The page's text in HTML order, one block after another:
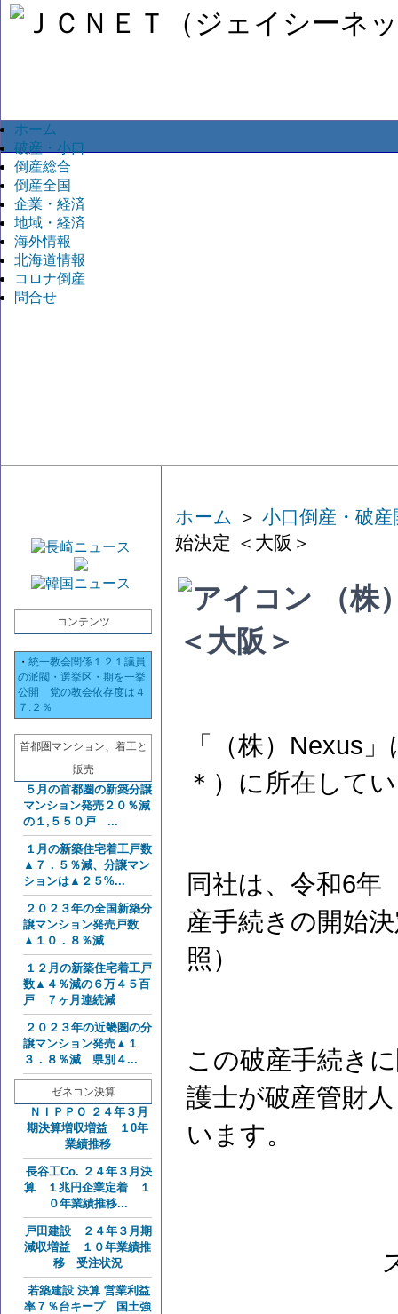
ホーム
破産・小口
倒産総合
倒産全国
企業・経済
地域・経済
海外情報
北海道情報
コロナ倒産
問合せ
コンテンツ
・ 統一教会関係１２１議員
の派閥・選挙区・期を一挙
公開 党の教会依存度は４
７.２％
首都圏マンション、着工と
販売
５月の首都圏の新築分譲
マンション発売２０％減
の１,５５０戸 ...
１月の新築住宅着工戸数
▲７．５％減、分譲マン
ションは▲２５%...
２０２３年の全国新築分
譲マンション発売戸数
▲１０．８％減
１２月の新築住宅着工戸
数▲４％減の６万４５百
戸 ７ヶ月連続減
２０２３年の近畿圏の分
譲マンション発売▲１
３．８％減 県別４...
ゼネコン決算
ＮＩＰＰＯ ２４年３月
期決算増収増益 １0年
業績推移
長谷工Co. ２４年３月決
算 １兆円企業定着 １
０年業績推移...
戸田建設 ２４年３月期
減収増益 １０年業績推
移 受注状況
若築建設 決算 営業利益
率７％台キープ 国土強
ホーム ＞ 小口倒産・破産
始決定 ＜大阪＞
（株
＜大阪＞
「（株）Nexus
＊）に所在して
同社は、令和6年
産手続きの開始
照）
この破産手続き
護士が破産管財
います。